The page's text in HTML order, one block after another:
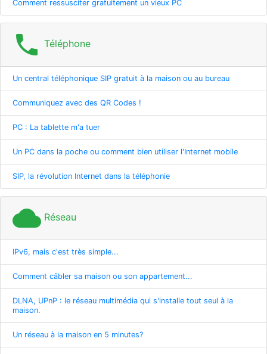
Comment ressusciter gratuitement un vieux PC
phone Téléphone
Un central téléphonique SIP gratuit à la maison ou au bureau
Communiquez avec des QR Codes !
PC : La tablette m'a tuer
Un PC dans la poche ou comment bien utiliser l'Internet mobile
SIP, la révolution Internet dans la téléphonie
cloud Réseau
IPv6, mais c'est très simple...
Comment câbler sa maison ou son appartement...
DLNA, UPnP : le réseau multimédia qui s'installe tout seul à la
maison.
Un réseau à la maison en 5 minutes?